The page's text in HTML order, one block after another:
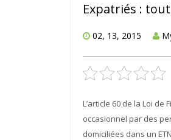
Expatriés :
02, 13, 2015
L’article 60 de la Loi
occasionnel par des
domiciliées dans un